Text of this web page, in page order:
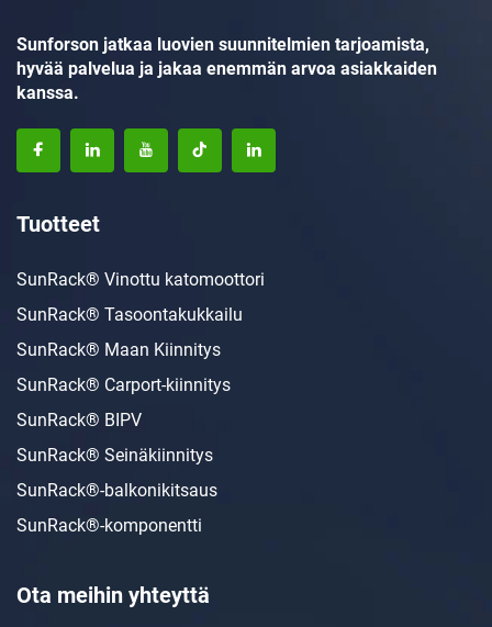
Sunforson jatkaa luovien suunnitelmien tarjoamista,
hyvää palvelua ja jakaa enemmän arvoa asiakkaiden
kanssa.
Tuotteet
SunRack® Vinottu katomoottori
SunRack® Tasoontakukkailu
SunRack® Maan Kiinnitys
SunRack® Carport-kiinnitys
SunRack® BIPV
SunRack® Seinäkiinnitys
SunRack®-balkonikitsaus
SunRack®-komponentti
Ota meihin yhteyttä